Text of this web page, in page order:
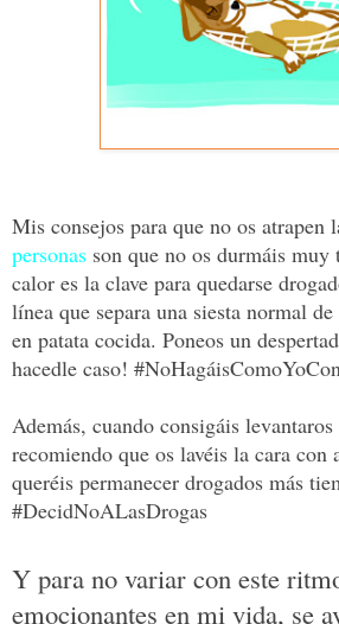
Mis consejos para que no os atrapen
personas son que no os durmáis muy
calor es la clave para quedarse
línea que separa una siesta normal
en patata cocida. Poneos un
hacedle caso!
Además, cuando consigáis
recomiendo que os lavéis la cara
queréis permanecer drogados más
#DecidNoALasDrogas
Y para no variar con este
emocionantes en mi vida, se